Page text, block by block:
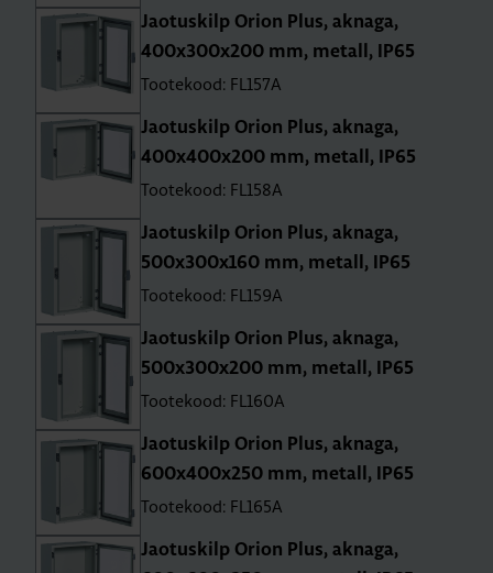
Jao­tus­kilp Orion Plus, aknaga,
400x300x200 mm, metall, IP65
Tootekood: FL157A
Jao­tus­kilp Orion Plus, aknaga,
400x400x200 mm, metall, IP65
Tootekood: FL158A
Jao­tus­kilp Orion Plus, aknaga,
500x300x160 mm, metall, IP65
Tootekood: FL159A
Jao­tus­kilp Orion Plus, aknaga,
500x300x200 mm, metall, IP65
Tootekood: FL160A
Jao­tus­kilp Orion Plus, aknaga,
600x400x250 mm, metall, IP65
Tootekood: FL165A
Jao­tus­kilp Orion Plus, aknaga,